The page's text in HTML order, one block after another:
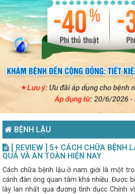
BỆNH LẬU
[ REVIEW ] 5+ CÁCH CHỮA BỆNH
QUẢ VÀ AN TOÀN HIỆN NAY
Cách chữa bệnh lậu ở nam giới là một
cánh đàn ông quan tâm khá nhiều. Được
lây lan nhất qua đường tình dụcc Chính